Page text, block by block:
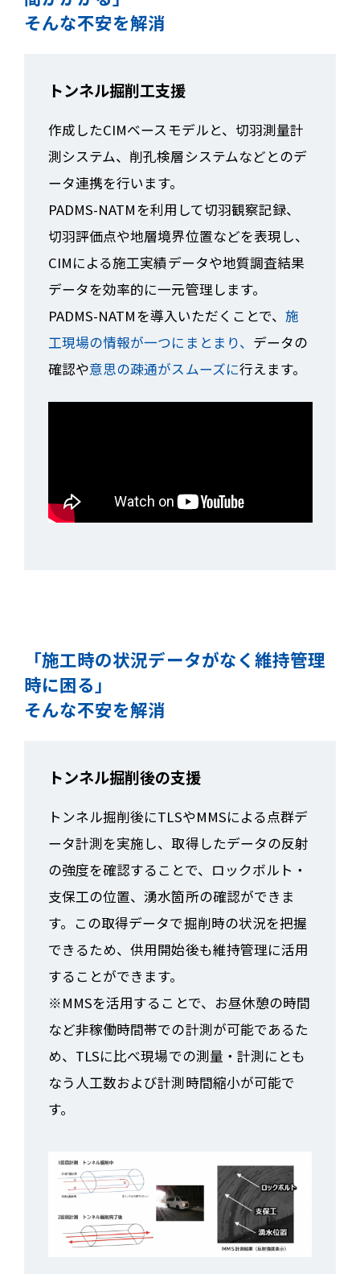
そんな不安を解消
トンネル掘削工支援
作成したCIMベースモデルと、切羽測量計
測システム、削孔検層システムなどとのデ
ータ連携を行います。
PADMS-NATMを利用して切羽観察記録、
切羽評価点や地層境界位置などを表現し、
CIMによる施工実績データや地質調査結果
データを効率的に一元管理します。
PADMS-NATMを導入いただくことで、施
工現場の情報が一つにまとまり、 データの
確認や意思の疎通がスムーズに行えます。
「施工時の状況データがなく維持管理
時に困る」
そんな不安を解消
トンネル掘削後の支援
トンネル掘削後にTLSやMMSによる点群デ
ータ計測を実施し、取得したデータの反射
の強度を確認することで、ロックボルト・
支保工の位置、湧水箇所の確認ができま
す。この取得データで掘削時の状況を把握
できるため、供用開始後も維持管理に活用
することができます。
※MMSを活用することで、お昼休憩の時間
など非稼働時間帯での計測が可能であるた
め、TLSに比べ現場での測量・計測にとも
なう人工数および計測時間縮小が可能で
す。